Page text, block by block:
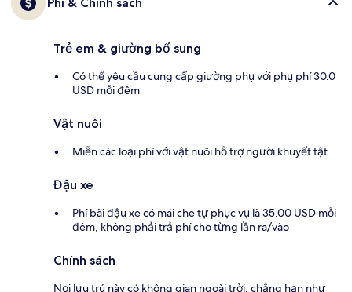
Trẻ em & giường bổ sung
Có thể yêu cầu cung cấp giường phụ với phụ phí 30.0
USD mỗi đêm
Vật nuôi
Miễn các loại phí với vật nuôi hỗ trợ người khuyết tật
Đậu xe
Phí bãi đậu xe có mái che tự phục vụ là 35.00 USD mỗi
đêm, không phải trả phí cho từng lần ra/vào
Chính sách
Nơi lưu trú này có không gian ngoài trời, chẳng hạn như